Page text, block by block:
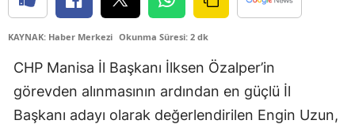
KAYNAK: Haber Merkezi Okunma Süresi: 2 dk
CHP Manisa İl Başkanı İlksen Özalper’in
görevden alınmasının ardından en güçlü İl
Başkanı adayı olarak değerlendirilen Engin Uzun,